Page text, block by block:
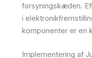
forsyningskæden.
i
komponenter er en
Implementering af